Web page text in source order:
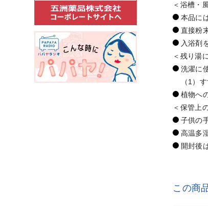
＜浴槽・
本品に
直接粉
入浴剤
＜残り湯
洗濯に
（1）
植物へ
＜保管上
子供の
高温多
開封後
この商